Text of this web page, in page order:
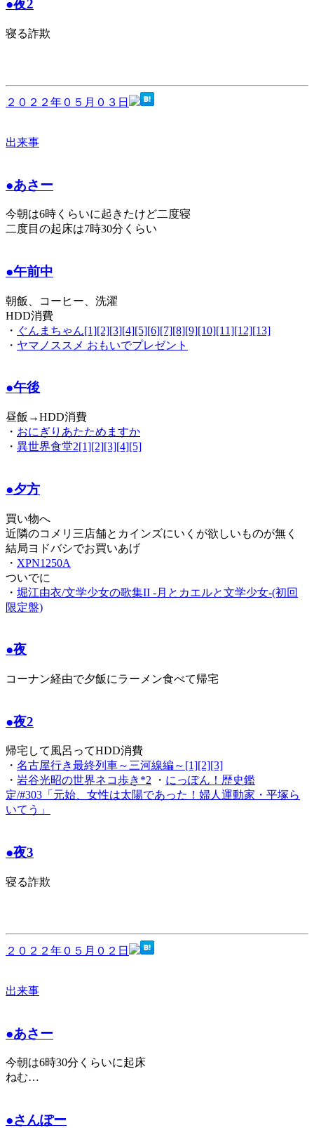
●夜2
寝る詐欺
２０２２年０５月０３日
出来事
●あさー
今朝は6時くらいに起きたけど二度寝
二度目の起床は7時30分くらい
●午前中
朝飯、コーヒー、洗濯
HDD消費
・ ぐんまちゃん[1][2][3][4][5][6][7][8][9][10][11][12][13]
・ ヤマノススメ おもいでプレゼント
●午後
昼飯→HDD消費
・ おにぎりあたためますか
・ 異世界食堂2[1][2][3][4][5]
●夕方
買い物へ
近隣のコメリ三店舗とカインズにいくが欲しいものが無く
結局ヨドバシでお買いあげ
・ XPN1250A
ついでに
・ 堀江由衣/文学少女の歌集II -月とカエルと文学少女-(初回
限定盤)
●夜
コーナン経由で夕飯にラーメン食べて帰宅
●夜2
帰宅して風呂ってHDD消費
・ 名古屋行き最終列車～三河線編～[1][2][3]
・ 岩谷光昭の世界ネコ歩き*2 ・ にっぽん！歴史鑑
定/#303「元始、女性は太陽であった！婦人運動家・平塚ら
いてう」
●夜3
寝る詐欺
２０２２年０５月０２日
出来事
●あさー
今朝は6時30分くらいに起床
ねむ…
●さんぽー